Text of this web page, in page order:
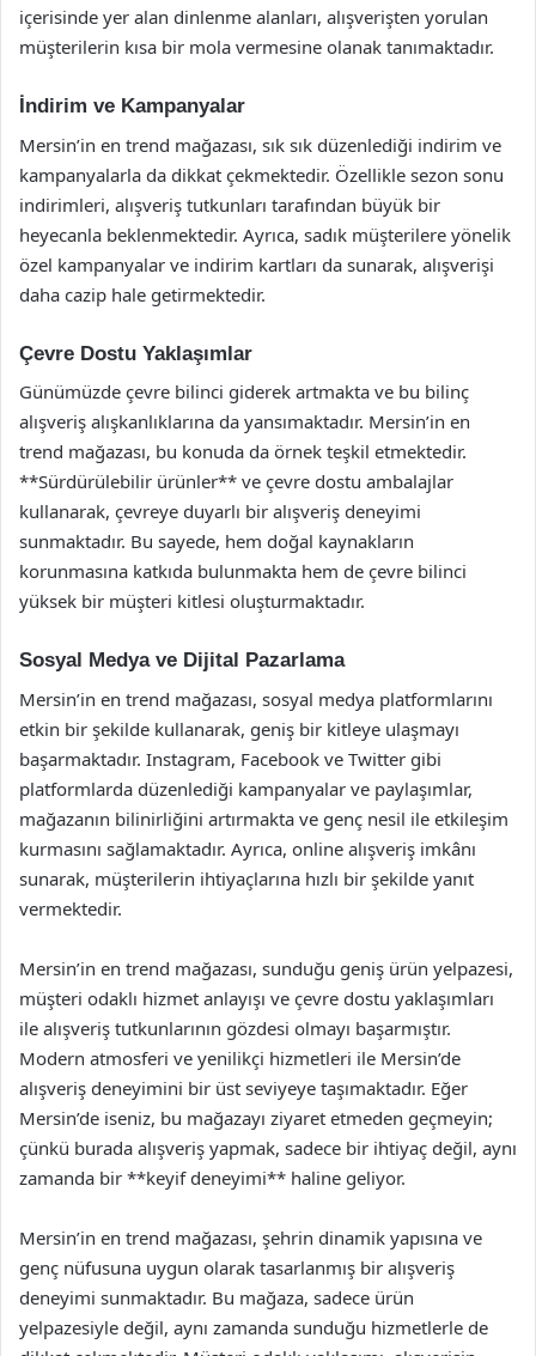
içerisinde yer alan dinlenme alanları, alışverişten yorulan
müşterilerin kısa bir mola vermesine olanak tanımaktadır.
İndirim ve Kampanyalar
Mersin’in en trend mağazası, sık sık düzenlediği indirim ve
kampanyalarla da dikkat çekmektedir. Özellikle sezon sonu
indirimleri, alışveriş tutkunları tarafından büyük bir
heyecanla beklenmektedir. Ayrıca, sadık müşterilere yönelik
özel kampanyalar ve indirim kartları da sunarak, alışverişi
daha cazip hale getirmektedir.
Çevre Dostu Yaklaşımlar
Günümüzde çevre bilinci giderek artmakta ve bu bilinç
alışveriş alışkanlıklarına da yansımaktadır. Mersin’in en
trend mağazası, bu konuda da örnek teşkil etmektedir.
**Sürdürülebilir ürünler** ve çevre dostu ambalajlar
kullanarak, çevreye duyarlı bir alışveriş deneyimi
sunmaktadır. Bu sayede, hem doğal kaynakların
korunmasına katkıda bulunmakta hem de çevre bilinci
yüksek bir müşteri kitlesi oluşturmaktadır.
Sosyal Medya ve Dijital Pazarlama
Mersin’in en trend mağazası, sosyal medya platformlarını
etkin bir şekilde kullanarak, geniş bir kitleye ulaşmayı
başarmaktadır. Instagram, Facebook ve Twitter gibi
platformlarda düzenlediği kampanyalar ve paylaşımlar,
mağazanın bilinirliğini artırmakta ve genç nesil ile etkileşim
kurmasını sağlamaktadır. Ayrıca, online alışveriş imkânı
sunarak, müşterilerin ihtiyaçlarına hızlı bir şekilde yanıt
vermektedir.
Mersin’in en trend mağazası, sunduğu geniş ürün yelpazesi,
müşteri odaklı hizmet anlayışı ve çevre dostu yaklaşımları
ile alışveriş tutkunlarının gözdesi olmayı başarmıştır.
Modern atmosferi ve yenilikçi hizmetleri ile Mersin’de
alışveriş deneyimini bir üst seviyeye taşımaktadır. Eğer
Mersin’de iseniz, bu mağazayı ziyaret etmeden geçmeyin;
çünkü burada alışveriş yapmak, sadece bir ihtiyaç değil, aynı
zamanda bir **keyif deneyimi** haline geliyor.
Mersin’in en trend mağazası, şehrin dinamik yapısına ve
genç nüfusuna uygun olarak tasarlanmış bir alışveriş
deneyimi sunmaktadır. Bu mağaza, sadece ürün
yelpazesiyle değil, aynı zamanda sunduğu hizmetlerle de